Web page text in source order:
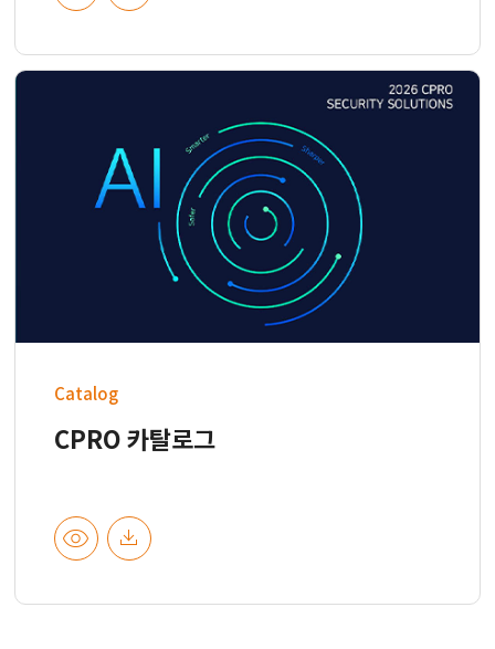
Catalog
CPRO 카탈로그